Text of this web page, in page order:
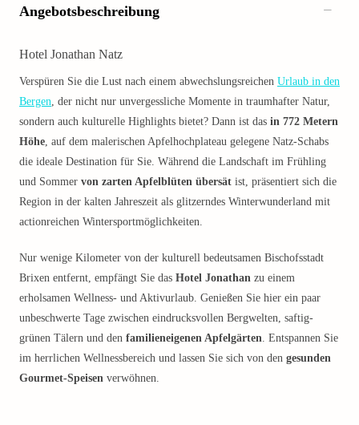
Angebotsbeschreibung
Hotel Jonathan Natz
Verspüren Sie die Lust nach einem abwechslungsreichen Urlaub in den
Bergen, der nicht nur unvergessliche Momente in traumhafter Natur,
sondern auch kulturelle Highlights bietet? Dann ist das in 772 Metern
Höhe, auf dem malerischen Apfelhochplateau gelegene Natz-Schabs
die ideale Destination für Sie. Während die Landschaft im Frühling
und Sommer von zarten Apfelblüten übersät ist, präsentiert sich die
Region in der kalten Jahreszeit als glitzerndes Winterwunderland mit
actionreichen Wintersportmöglichkeiten.
Nur wenige Kilometer von der kulturell bedeutsamen Bischofsstadt
Brixen entfernt, empfängt Sie das Hotel Jonathan zu einem
erholsamen Wellness- und Aktivurlaub. Genießen Sie hier ein paar
unbeschwerte Tage zwischen eindrucksvollen Bergwelten, saftig-
grünen Tälern und den familieneigenen Apfelgärten. Entspannen Sie
im herrlichen Wellnessbereich und lassen Sie sich von den gesunden
Gourmet-Speisen verwöhnen.